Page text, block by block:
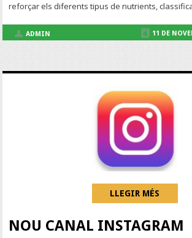
reforçar els diferents tipus de nutrients,
ADMIN 11 DE
LLEGIR MÉS
NOU CANAL INSTAGRAM